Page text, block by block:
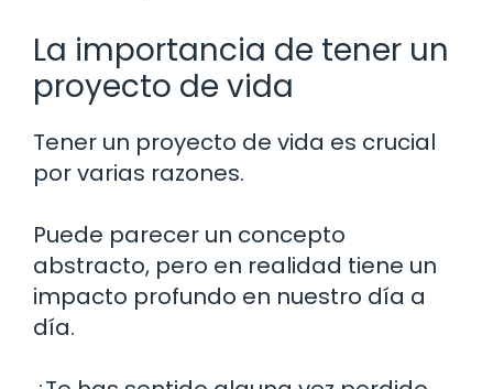
La importancia de tener un
proyecto de vida
Tener un proyecto de vida es crucial
por varias razones.
Puede parecer un concepto
abstracto, pero en realidad tiene un
impacto profundo en nuestro día a
día.